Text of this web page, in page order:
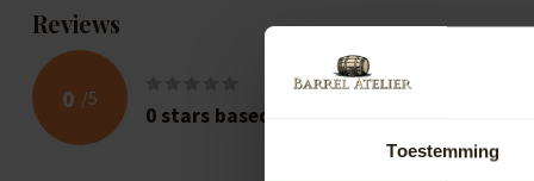
Toestemming
Reviews
0 /5
0 stars based on